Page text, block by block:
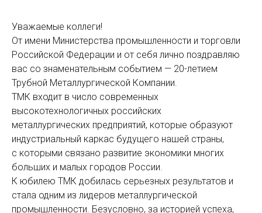
Уважаемые коллеги!
От имени Министерства промышленности и торговли
Российской Федерации и от себя лично поздравляю
вас со знаменательным событием — 20-летием
Трубной Металлургической Компании.
ТМК входит в число современных
высокотехнологичных российских
металлургических предприятий, которые образуют
индустриальный каркас будущего нашей страны,
с которыми связано развитие экономики многих
больших и малых городов России.
К юбилею ТМК добилась серьезных результатов и
стала одним из лидеров металлургической
промышленности. Безусловно, за историей успеха,